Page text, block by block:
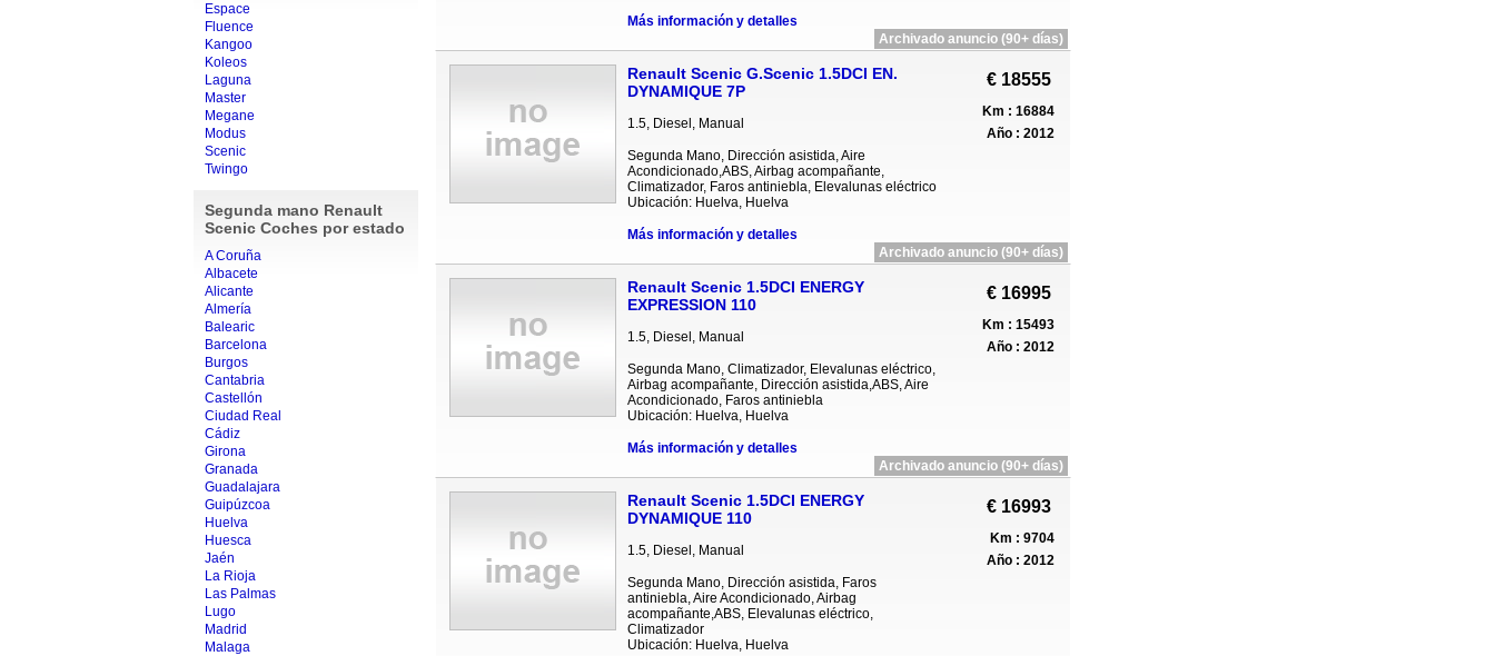
Espace
Fluence
Kangoo
Koleos
Laguna
Master
Megane
Modus
Scenic
Twingo
Segunda mano Renault
Scenic Coches por estado
A Coruña
Albacete
Alicante
Almería
Balearic
Barcelona
Burgos
Cantabria
Castellón
Ciudad Real
Cádiz
Girona
Granada
Guadalajara
Guipúzcoa
Huelva
Huesca
Jaén
La Rioja
Las Palmas
Lugo
Madrid
Malaga
Más información y detalles
Archivado anuncio (90+ días)
Renault Scenic G.Scenic 1.5DCI EN.
DYNAMIQUE 7P
1.5, Diesel, Manual
Segunda Mano, Dirección asistida, Aire
Acondicionado,ABS, Airbag acompañante,
Climatizador, Faros antiniebla, Elevalunas eléctrico
Ubicación: Huelva, Huelva
Más información y detalles
€ 18555
Km : 16884
Año : 2012
Archivado anuncio (90+ días)
Renault Scenic 1.5DCI ENERGY
EXPRESSION 110
1.5, Diesel, Manual
Segunda Mano, Climatizador, Elevalunas eléctrico,
Airbag acompañante, Dirección asistida,ABS, Aire
Acondicionado, Faros antiniebla
Ubicación: Huelva, Huelva
Más información y detalles
€ 16995
Km : 15493
Año : 2012
Archivado anuncio (90+ días)
Renault Scenic 1.5DCI ENERGY
DYNAMIQUE 110
1.5, Diesel, Manual
Segunda Mano, Dirección asistida, Faros
antiniebla, Aire Acondicionado, Airbag
acompañante,ABS, Elevalunas eléctrico,
Climatizador
Ubicación: Huelva, Huelva
€ 16993
Km : 9704
Año : 2012